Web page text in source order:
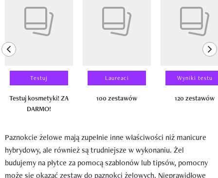
previous element
Testuj
Testuj kosmetyki! ZA
DARMO!
Laureaci
100 zestawów
Wyniki testu
120 zestawów
Paznokcie żelowe mają zupełnie inne właściwości niż manicure
hybrydowy, ale również są trudniejsze w wykonaniu. Żel
budujemy na płytce za pomocą szablonów lub tipsów, pomocny
może się okazaćzestaw do paznokci żelowych. Nieprawidłowe